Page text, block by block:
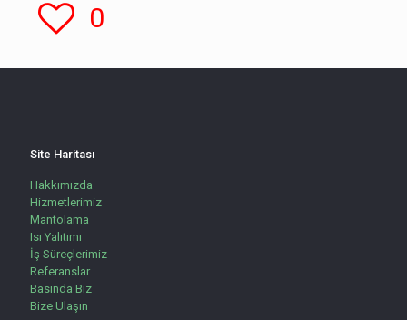
0
Site Haritası
Hakkımızda
Hizmetlerimiz
Mantolama
Isı Yalıtımı
İş Süreçlerimiz
Referanslar
Basında Biz
Bize Ulaşın